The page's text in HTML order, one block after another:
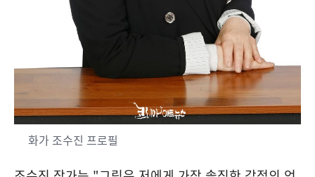
화가 조수진 프로필